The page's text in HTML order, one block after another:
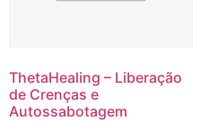
ThetaHealing – Liberação
de Crenças e
Autossabotagem